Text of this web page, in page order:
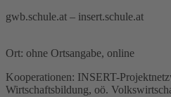
gwb.schule.at – insert.schule.at
Ort: ohne Ortsangabe, online
Kooperationen: INSERT-
Wirtschaftsbildung, oö.